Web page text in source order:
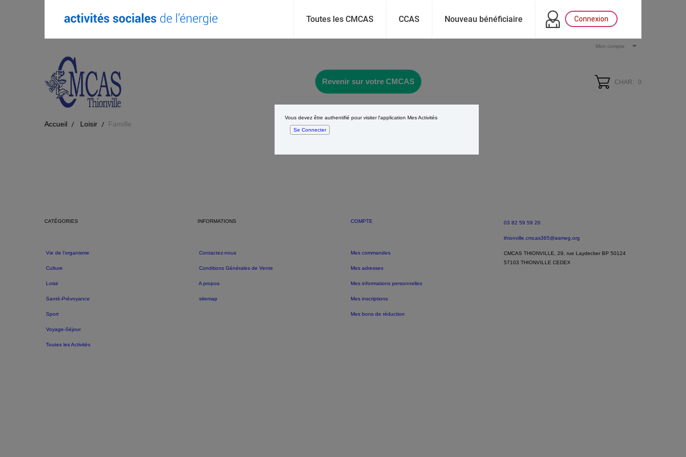
Toutes les CMCAS CCAS Nouveau bénéficiaire Connexion
Vous devez être authentifié pour visiter l'application Mes Activités
Se Connecter
Mon compte
Revenir sur votre CMCAS CHAR: 0
Accueil Loisir Famille
CATÉGORIES
Vie de l’organisme
Culture
Loisir
Santé-Prévoyance
Sport
Voyage-Séjour
Toutes les Activités
INFORMATIONS
Contactez-nous
Conditions Générales de Vente
A propos
sitemap
COMPTE
Mes commandes
Mes adresses
Mes informations personnelles
Mes inscriptions
Mes bons de réduction
03 82 59 59 20
thionville.cmcas365@asmeg.org
CMCAS THIONVILLE, 29, rue Laydecker BP 50124
57103 THIONVILLE CEDEX